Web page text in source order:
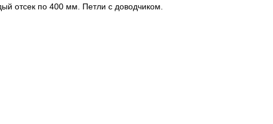
отсек по 400 мм. Петли с доводчиком.